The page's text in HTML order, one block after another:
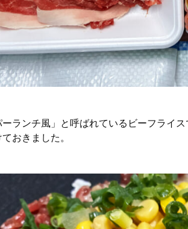
ランチ風」と呼ばれているビーフライ
おきました。